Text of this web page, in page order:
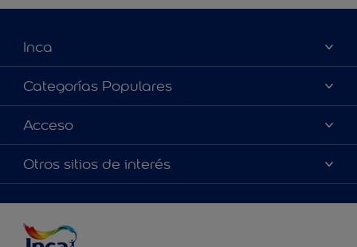
Inca
Acerca de Inca
Contactanos
Encontrá un distribuidor Inca
Categorías Populares
Colores
Productos
Inspiración
Acceso
Accesibilidad
Precisión del color
Otros sitios de interés